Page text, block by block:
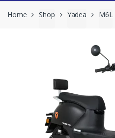
Home Shop Yadea M6L